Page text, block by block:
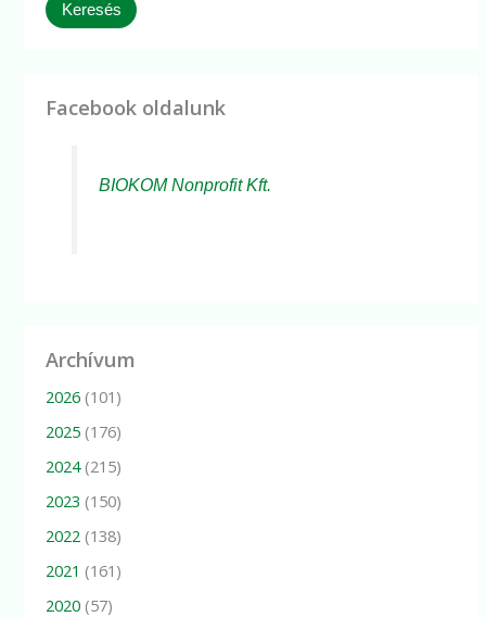
Keresés
Facebook oldalunk
BIOKOM Nonprofit Kft.
Archívum
2026 (101)
2025 (176)
2024(215)
2023 (150)
2022 (138)
2021 (161)
2020 (57)